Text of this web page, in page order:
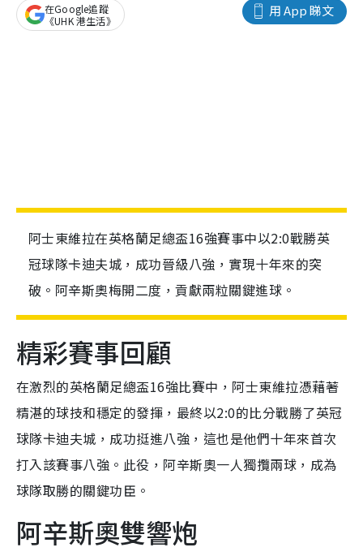
用 App 睇文
在Google追蹤
《UHK 港生活》
阿士東維拉在英格蘭足總盃16強賽事中以2:0戰勝英
冠球隊卡迪夫城，成功晉級八強，實現十年來的突
破。阿辛斯奧梅開二度，貢獻兩粒關鍵進球。
精彩賽事回顧
在激烈的英格蘭足總盃16強比賽中，阿士東維拉憑藉著
精湛的球技和穩定的發揮，最終以2:0的比分戰勝了英冠
球隊卡迪夫城，成功挺進八強，這也是他們十年來首次
打入該賽事八強。此役，阿辛斯奧一人獨攬兩球，成為
球隊取勝的關鍵功臣。
阿辛斯奧雙響炮